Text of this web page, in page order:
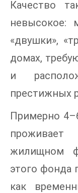
Качество
невысокое:
«двушки»,
домах,
и
престижных
Примерно
проживает
жилищном
этого фонда
как